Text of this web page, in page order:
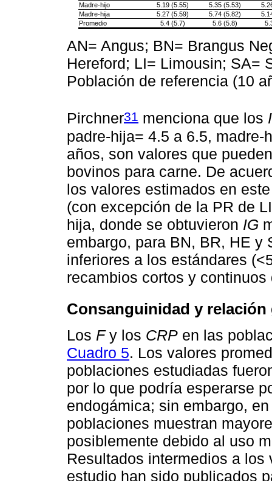
Madre-hijo
5.19 (5.55) 5.35 (5.53)
Madre-hija
5.27 (5.59) 5.74 (5.82)
Promedio
5.4 (5.7) 5.6 (5.8)
AN= Angus; BN= Brangus
Hereford; LI= Limousin; SA=
Población de referencia (10
Pirchner31 menciona que los
padre-hija= 4.5 a 6.5,
años, son valores que
bovinos para carne. De
los valores estimados en
(con excepción de la PR de
hija, donde se obtuvieron IG
embargo, para BN, BR, HE y
inferiores a los estándares
recambios cortos y
Consanguinidad y
Los Fy los CRP en las
Cuadro 5. Los valores
poblaciones estudiadas
por lo que podría esperarse
endogámica; sin embargo,
poblaciones muestran
posiblemente debido al uso
Resultados intermedios a
estudio han sido publicados